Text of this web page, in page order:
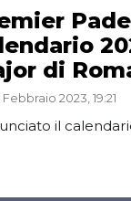
di
2023, 19:21
il